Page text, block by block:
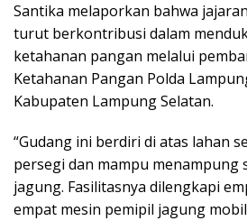
Santika melaporkan bahwa
turut berkontribusi dalam
ketahanan pangan melalui
Ketahanan Pangan Polda
Kabupaten Lampung Selatan.
“Gudang ini berdiri di atas lahan
persegi dan mampu menampung
jagung. Fasilitasnya dilengkapi
empat mesin pemipil jagung